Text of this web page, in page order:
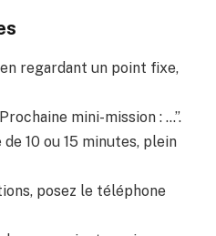
en regardant un point fixe,
mini-mission : …”.
10 ou 15 minutes, plein
posez le téléphone